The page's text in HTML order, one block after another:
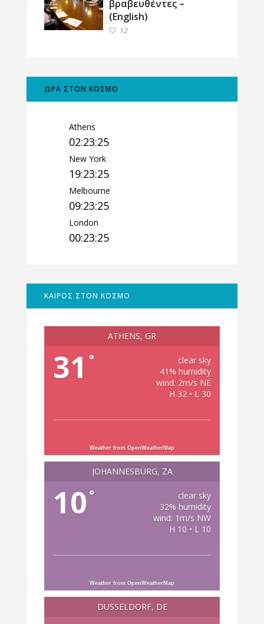
βραβευθέντες –
(English)
12
ΩΡΑ ΣΤΟΝ ΚΟΣΜΟ
Athens
02:23:26
New York
19:23:26
Melbourne
09:23:26
London
00:23:26
ΚΑΙΡΟΣ ΣΤΟΝ ΚΟΣΜΟ
ATHENS, GR
31 °
clear sky
41% humidity
wind: 2m/s NE
H 32 • L 30
Weather from OpenWeatherMap
JOHANNESBURG, ZA
10 °
clear sky
32% humidity
wind: 1m/s NW
H 10 • L 10
Weather from OpenWeatherMap
DÜSSELDORF, DE